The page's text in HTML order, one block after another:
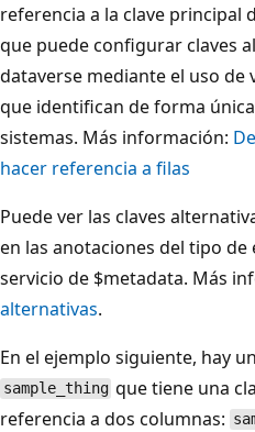
referencia a la clave principal
que puede configurar claves
dataverse mediante el uso de
que identifican de forma
sistemas. Más información:
hacer referencia a filas
Puede ver las claves
en las anotaciones del tipo
servicio de $metadata. Más
alternativas.
En el ejemplo siguiente, hay
sample_thing que tiene una
referencia a dos columnas: